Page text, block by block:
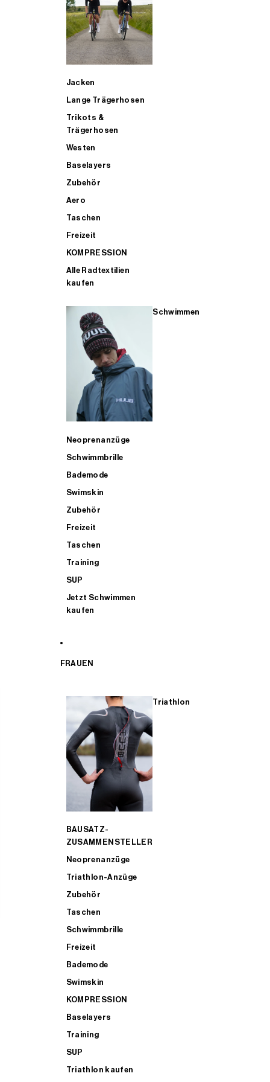
Jacken
Lange Trägerhosen
Trikots &
Trägerhosen
Westen
Baselayers
Zubehör
Aero
Taschen
Freizeit
KOMPRESSION
Alle Radtextilien
kaufen
Schwimmen
Neoprenanzüge
Schwimmbrille
Bademode
Swimskin
Zubehör
Freizeit
Taschen
Training
SUP
Jetzt Schwimmen
kaufen
FRAUEN
Triathlon
BAUSATZ-
ZUSAMMENSTELLER
Neoprenanzüge
Triathlon-Anzüge
Zubehör
Taschen
Schwimmbrille
Freizeit
Bademode
Swimskin
KOMPRESSION
Baselayers
Training
SUP
Triathlon kaufen
ALLE TRIATHLONARTIKEL FÜR MÄNNER KAUFEN